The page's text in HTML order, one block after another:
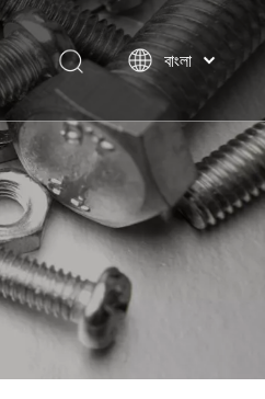
বাংলা
Italiano
Deutsch
Português
Español
Pусский